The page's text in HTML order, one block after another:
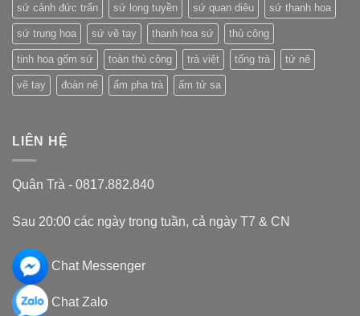
sứ cảnh đức trấn sứ long tuyền sứ quan diêu sứ thanh hoa
sứ trung hoa sứ vẽ tay thanh hoa sứ thủ công
tinh hoa gốm sứ toàn thủ công trà việt tống trà tử nê
vẽ tay đoàn nê ấm pha trà ấm tử sa
LIÊN HỆ
Quân Trà - 0817.882.840
Sau 20:00 các ngày trong tuần, cả ngày T7 & CN
Chat Messenger
Chat Zalo